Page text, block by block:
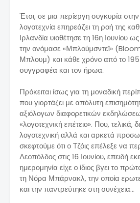
Έτσι, σε μια περίεργη συγκυρία
λογοτεχνία επηρεάζει τη ροή της
Ιρλανδία υιοθέτησε τη 16η Ιουνίου
την ονόμασε «Μπλούμσντεϊ»
Μπλουμ) και κάθε χρόνο από το
συγγραφέα και τον ήρωα.
Πρόκειται ίσως για τη μοναδική
που γιορτάζει με απόλυτη
αξιόλογων διαφορετικών
«λογοτεχνική επέτειο». Που, τελικά,
λογοτεχνική αλλά και αρκετά
σκεφτούμε ότι ο Τζόις επέλεξε να
Λεοπόλδος στις 16 Ιουνίου, επειδή
ημερομηνία είχε ο ίδιος βγει το
τη Νόρα Μπάρνακλ, την οποία
και την παντρεύτηκε στη συνέχεια...